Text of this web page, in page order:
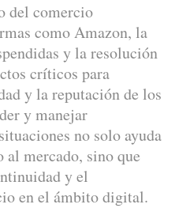
del comercio
como Amazon, la
y la resolución
críticos para
y la reputación de los
y manejar
no solo ayuda
al mercado, sino que
y el
en el ámbito digital.